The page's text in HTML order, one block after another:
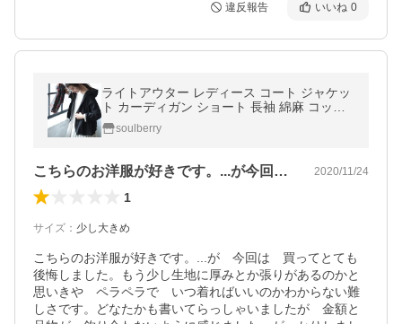
違反報告 いいね 0
ライトアウター レディース コート ジャケッ
ト カーディガン ショート 長袖 綿麻 コット
ンリネン フレア 〜ラフすぎないフード付き
羽織り〜
soulberry
こちらのお洋服が好きです。...が今回… 2020/11/24
1
サイズ ： 少し大きめ
こちらのお洋服が好きです。...が　今回は　買ってとても
後悔しました。もう少し生地に厚みとか張りがあるのかと
思いきや　ペラペラで　いつ着ればいいのかわからない難
しさです。どなたかも書いてらっしゃいましたが　金額と